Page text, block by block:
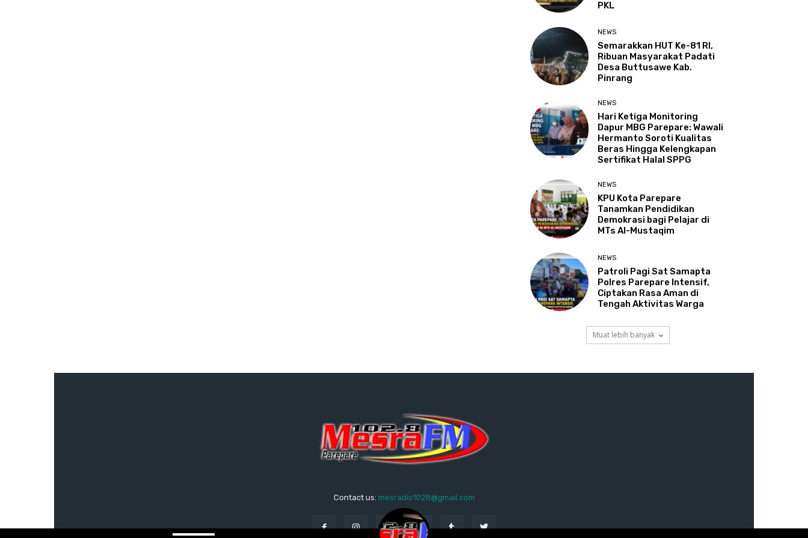
PKL
NEWS
Semarakkan HUT Ke-81 RI,
Ribuan Masyarakat Padati
Desa Buttusawe Kab.
Pinrang
NEWS
Hari Ketiga Monitoring
Dapur MBG Parepare: Wawali
Hermanto Soroti Kualitas
Beras Hingga Kelengkapan
Sertifikat Halal SPPG
NEWS
KPU Kota Parepare
Tanamkan Pendidikan
Demokrasi bagi Pelajar di
MTs Al-Mustaqim
NEWS
Patroli Pagi Sat Samapta
Polres Parepare Intensif,
Ciptakan Rasa Aman di
Tengah Aktivitas Warga
Muat lebih banyak
Contact us: mesradio1028@gmail.com